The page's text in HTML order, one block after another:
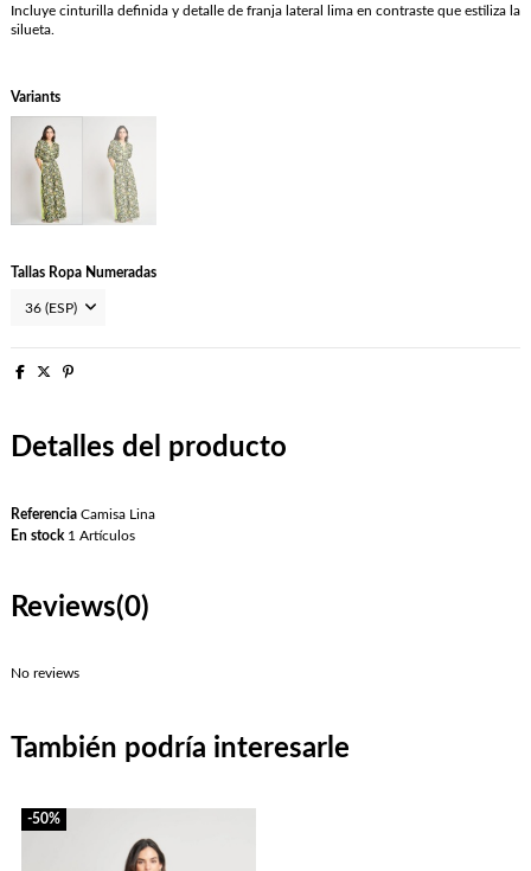
Incluye cinturilla definida y detalle de franja lateral lima en contraste que estiliza la
silueta.
Variants
Tallas Ropa Numeradas
Detalles del producto
Referencia Camisa Lina
En stock 1 Artículos
Reviews(0)
No reviews
También podría interesarle
-50%